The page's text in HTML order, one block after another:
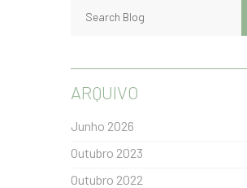
ARQUIVO
Junho 2026
Outubro 2023
Outubro 2022